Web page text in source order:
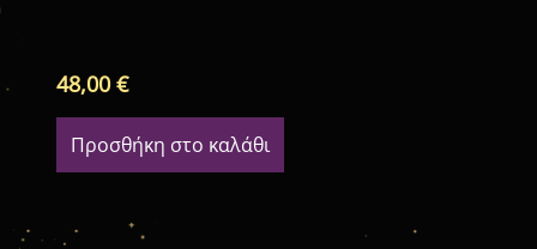
48,00€
Προσθήκη στο καλάθι